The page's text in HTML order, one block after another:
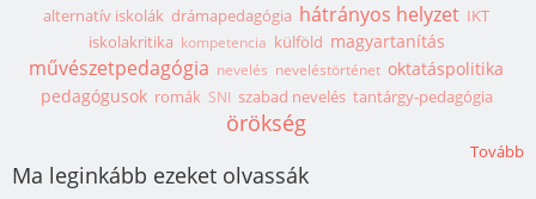
alternatív iskolák drámapedagógia hátrányos helyzet IKT
iskolakritika kompetencia külföld magyartanítás
művészetpedagógia nevelés neveléstörténet oktatáspolitika
pedagógusok romák SNI szabad nevelés tantárgy-pedagógia
örökség
Tovább
Ma leginkább ezeket olvassák